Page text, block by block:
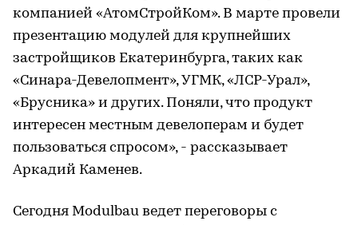
компанией «АтомСтройКом». В марте провели
презентацию модулей для крупнейших
застройщиков Екатеринбурга, таких как
«Синара-Девелопмент», УГМК, «ЛСР-Урал»,
«Брусника» и других. Поняли, что продукт
интересен местным девелоперам и будет
пользоваться спросом», - рассказывает
Аркадий Каменев.
Сегодня Modulbau ведет переговоры с